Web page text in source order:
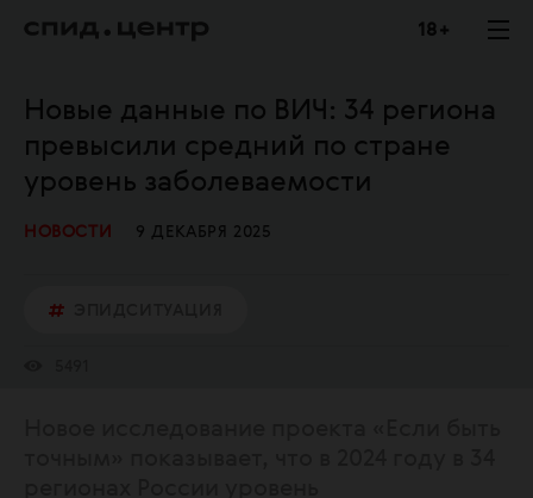
18 +
Новые данные по ВИЧ: 34 региона
превысили средний по стране
уровень заболеваемости
НОВОСТИ 9 ДЕКАБРЯ 2025